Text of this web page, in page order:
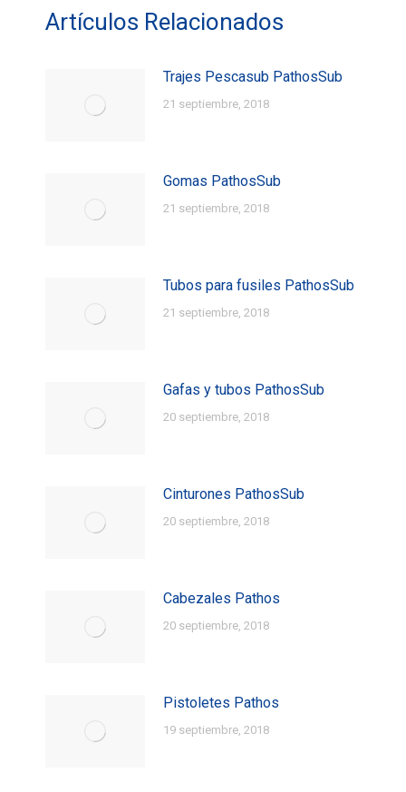
Artículos Relacionados
Trajes Pescasub PathosSub
21 septiembre, 2018
Gomas PathosSub
21 septiembre, 2018
Tubos para fusiles PathosSub
21 septiembre, 2018
Gafas y tubos PathosSub
20 septiembre, 2018
Cinturones PathosSub
20 septiembre, 2018
Cabezales Pathos
20 septiembre, 2018
Pistoletes Pathos
19 septiembre, 2018